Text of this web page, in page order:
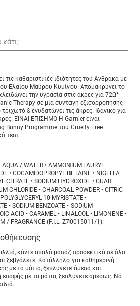
τις καθαριστικές ιδιότητες του Άνθρακα με
Ελαίου Μαύρου Κυμίνου. Απομακρύνει το
την υγρασία στις άκρες για 72Ω*
Therapy σε μία συνταγή εξισορρόπησης
& ενυδατώνει τις άκρες. Ιδανικό για
ΕΙΝΑΙ ΕΠΙΣΗΜΟ Η Garnier είναι
Bunny Programme του Cruelty Free
τεστ
/ WATER • AMMONIUM LAURYL
• COCAMIDOPROPYL BETAINE • NIGELLA
CITRATE • SODIUM HYDROXIDE • GUAR
CHLORIDE • CHARCOAL POWDER • CITRIC
10 MYRISTATE •
• SODIUM BENZOATE • SODIUM
ACID • CARAMEL • LINALOOL • LIMONENE •
/ FRAGRANCE (F.I.L. Z70015011/1).
κάντε απαλό μασάζ προσεκτικά σε όλο
ξεβγάλετε. Κατάλληλο για καθημερινή
με τα μάτια, ξεπλύνετε άμεσα και
με τα μάτια, ξεπλύνετε αμέσως. Να